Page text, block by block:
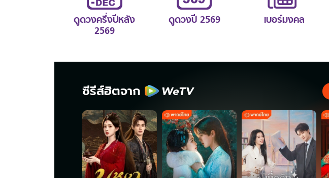
ดูดวงครึ่งปีหลัง
2569
ดูดวงปี 2569 เบอร์มงคล
ซีรีส์ฮิตจาก